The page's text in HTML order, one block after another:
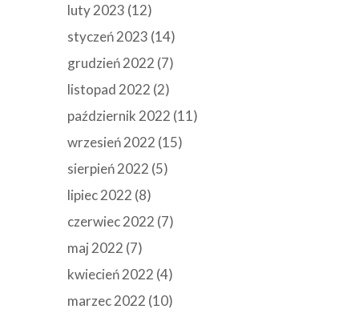
luty 2023 (12)
styczeń 2023 (14)
grudzień 2022 (7)
listopad 2022 (2)
październik 2022 (11)
wrzesień 2022 (15)
sierpień 2022 (5)
lipiec 2022 (8)
czerwiec 2022 (7)
maj 2022 (7)
kwiecień 2022 (4)
marzec 2022 (10)